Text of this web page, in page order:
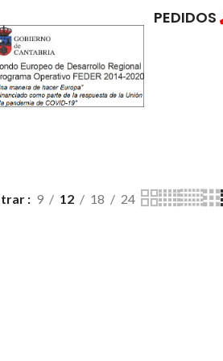
PEDIDOS
9 12 18 24